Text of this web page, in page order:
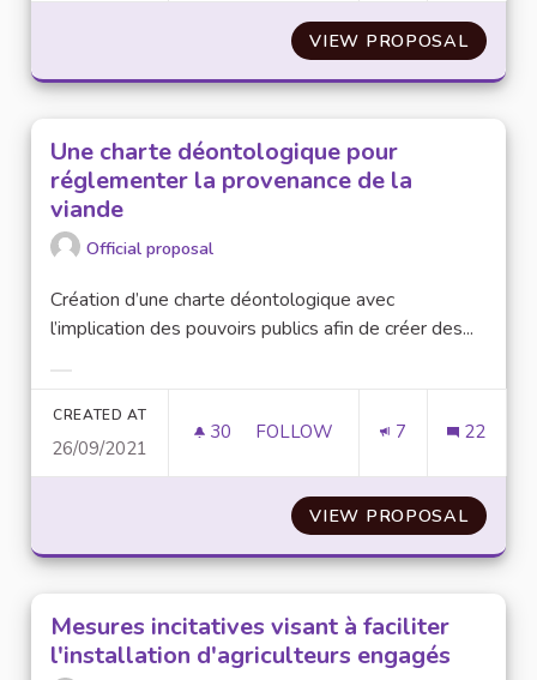
VIEW PROPOSAL
Une charte déontologique pour
réglementer la provenance de la
viande
Official proposal
Création d’une charte déontologique avec
l’implication des pouvoirs publics afin de créer des...
CREATED AT
26/09/2021
30 30 FOLLOWERS
FOLLOW 7 22
VIEW PROPOSALUNE
Mesures incitatives visant à faciliter
l'installation d'agriculteurs engagés